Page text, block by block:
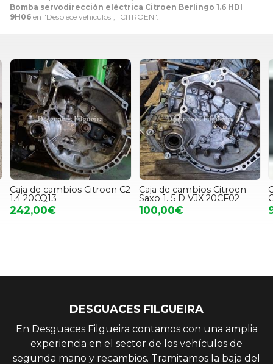
Bomba servodirección eléctrica Citroen Berlingo 1.6 HDI
9H06 en "Despiece vehiculos", "CITROEN".
Caja de cambios Citroen C2
1.4 20CQ13
242,00€
Caja de cambios Citroen
Saxo 1. 5 D VJX 20CF02
100,00€
DESGUACES FILGUEIRA
En Desguaces Filgueira contamos con una amplia
experiencia en el sector de los vehículos de
segunda mano y recambios. Tramitamos la baja del